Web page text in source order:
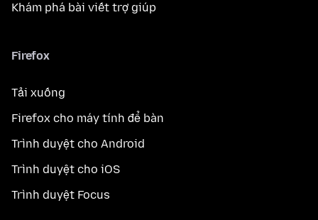
Khám phá bài viết trợ giúp
Firefox
Tải xuống
Firefox cho máy tính để bàn
Trình duyệt cho Android
Trình duyệt cho iOS
Trình duyệt Focus